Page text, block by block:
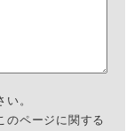
。
のページに関する